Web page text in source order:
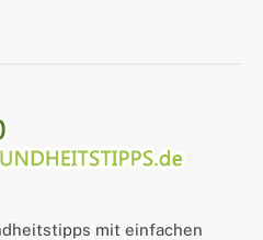
mit einfachen